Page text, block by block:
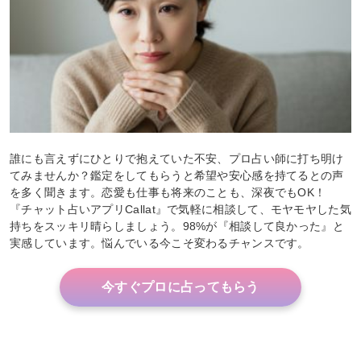
誰にも言えずにひとりで抱えていた不安、プロ占い師に打ち明け
てみませんか？鑑定をしてもらうと希望や安心感を持てるとの声
を多く聞きます。恋愛も仕事も将来のことも、深夜でもOK！
『チャット占いアプリCallat』で気軽に相談して、モヤモヤした気
持ちをスッキリ晴らしましょう。98%が『相談して良かった』と
実感しています。悩んでいる今こそ変わるチャンスです。
今すぐプロに占ってもらう